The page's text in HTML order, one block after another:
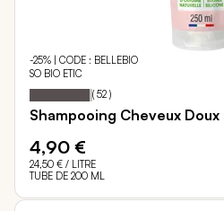
-25% | CODE : BELLEBIO
SO BIO ETIC
Notation: 96
% of
( 52 )
Shampooing Cheveux
4,90 €
24,50 € / LITRE
TUBE DE 200 ML